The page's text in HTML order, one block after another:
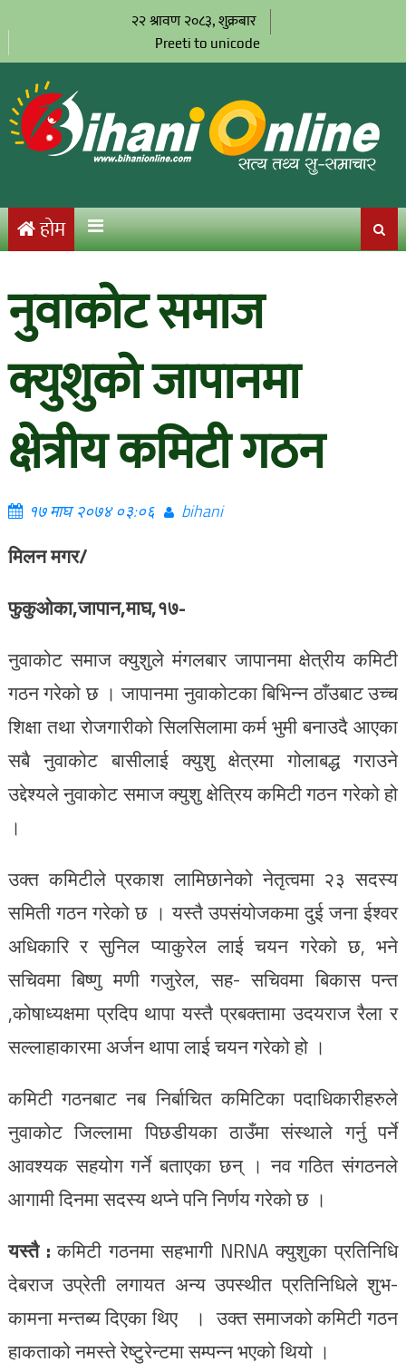
२२ श्रावण २०८३, शुक्रबार
Preeti to unicode
होम
नुवाकोट समाज
क्युशुको जापानमा
क्षेत्रीय कमिटी गठन
१७ माघ २०७४ ०३:०६ bihani
मिलन मगर/
फुकुओका,जापान,माघ,१७-
नुवाकोट समाज क्युशुले मंगलबार जापानमा क्षेत्रीय कमिटी
गठन गरेको छ । जापानमा नुवाकोटका बिभिन्न ठाँउबाट उच्च
शिक्षा तथा रोजगारीको सिलसिलामा कर्म भुमी बनाउदै आएका
सबै नुवाकोट बासीलाई क्युशु क्षेत्रमा गोलाबद्ध गराउने
उद्देश्यले नुवाकोट समाज क्युशु क्षेत्रिय कमिटी गठन गरेको हो
।
उक्त कमिटीले प्रकाश लामिछानेको नेतृत्वमा २३ सदस्य
समिती गठन गरेको छ । यस्तै उपसंयोजकमा दुई जना ईश्वर
अधिकारि र सुनिल प्याकुरेल लाई चयन गरेको छ, भने
सचिवमा बिष्णु मणी गजुरेल, सह- सचिवमा बिकास पन्त
,कोषाध्यक्षमा प्रदिप थापा यस्तै प्रबक्तामा उदयराज रैला र
सल्लाहाकारमा अर्जन थापा लाई चयन गरेको हो ।
कमिटी गठनबाट नब निर्बाचित कमिटिका पदाधिकारीहरुले
नुवाकोट जिल्लामा पिछडीयका ठाउँमा संस्थाले गर्नु पर्ने
आवश्यक सहयोग गर्ने बताएका छन् । नव गठित संगठनले
आगामी दिनमा सदस्य थप्ने पनि निर्णय गरेको छ ।
यस्तै : कमिटी गठनमा सहभागी NRNA क्युशुका प्रतिनिधि
देबराज उप्रेती लगायत अन्य उपस्थीत प्रतिनिधिले शुभ-
कामना मन्तब्य दिएका थिए । उक्त समाजको कमिटी गठन
हाकताको नमस्ते रेष्टुरेन्टमा सम्पन्न भएको थियो ।